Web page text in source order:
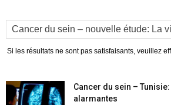
Si les résultats ne sont pas satisfaisants, veuillez
Cancer du sein –
alarmantes